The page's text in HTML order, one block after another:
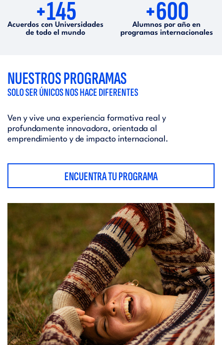
+145
Acuerdos con Universidades
de todo el mundo
+600
Alumnos por año en
programas internacionales
NUESTROS PROGRAMAS
SOLO SER ÚNICOS NOS HACE DIFERENTES
Ven y vive una experiencia formativa real y
profundamente innovadora, orientada al
emprendimiento y de impacto internacional.
ENCUENTRA TU PROGRAMA